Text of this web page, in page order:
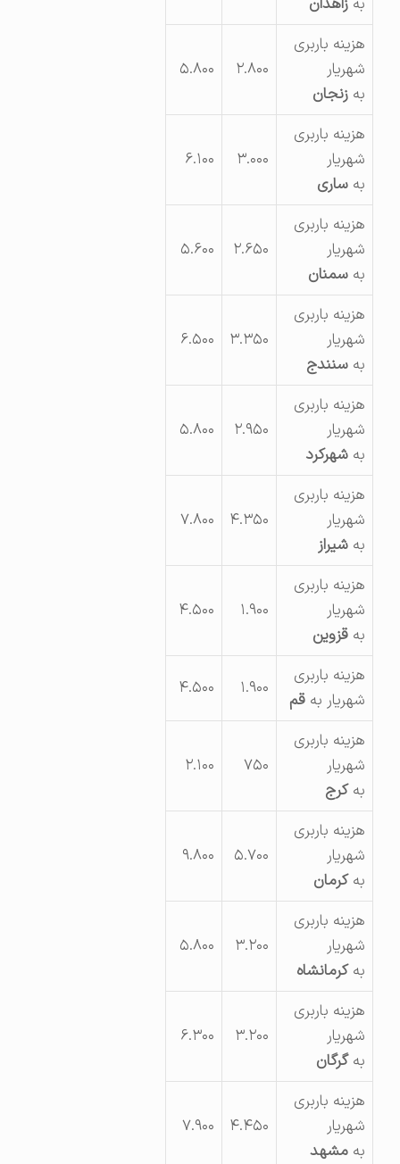
هزینه باربری
شهریار
زنجان
۲.۸۰۰ ۵.۸۰۰
هزینه باربری
شهریار
ساری
۳.۰۰۰ ۶.۱۰۰
هزینه باربری
شهریار
سمنان
۲.۶۵۰ ۵.۶۰۰
هزینه باربری
شهریار
سنندج
۳.۳۵۰ ۶.۵۰۰
هزینه باربری
شهریار
شهرکرد
۲.۹۵۰ ۵.۸۰۰
هزینه باربری
شهریار
شیراز
۴.۳۵۰ ۷.۸۰۰
هزینه باربری
شهریار
قزوین
۱.۹۰۰ ۴.۵۰۰
هزینه باربری
شهریار بهقم
۱.۹۰۰ ۴.۵۰۰
هزینه باربری
شهریار
کرج
۲.۱۰۰
هزینه باربری
شهریار
کرمان
۵.۷۰۰ ۹.۸۰۰
هزینه باربری
شهریار
کرمانشاه
۳.۲۰۰ ۵.۸۰۰
هزینه باربری
شهریار
گرگان
۳.۲۰۰ ۶.۳۰۰
هزینه باربری
شهریار
مشهد
۴.۴۵۰ ۷.۹۰۰